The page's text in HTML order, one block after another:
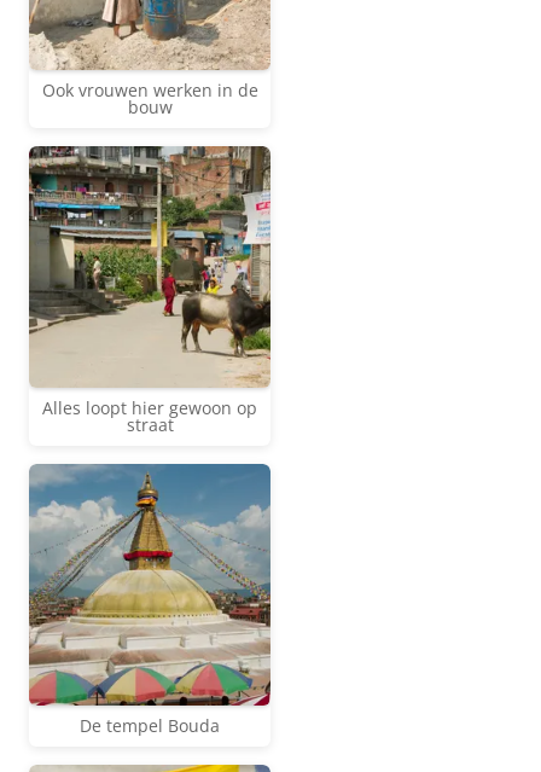
Ook vrouwen werken in de
bouw
Alles loopt hier gewoon op
straat
De tempel Bouda